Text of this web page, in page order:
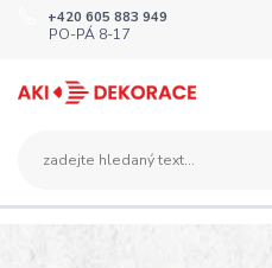
+420 605 883 949
PO-PÁ 8-17